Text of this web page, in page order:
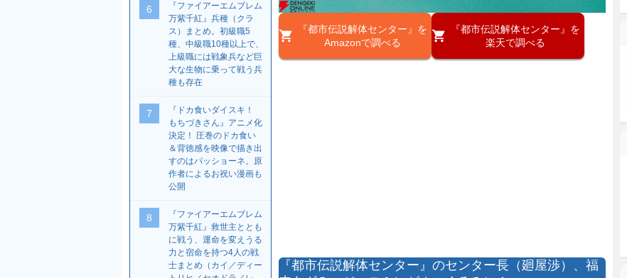
『都市伝説解体センター』を
Amazonで調べる
『都市伝説解体センター』を
楽天で調べる
『都市伝説解体センター』のセンター長（廻屋渉）、福
6
『ファイアーエムブレム
万紫千紅』兵種（クラ
ス）まとめ。初級職5
種、中級職10種以上で、
上級職には戦象兵など巨
大な生物に乗って戦う兵
種も存在
7
『ドカ食いダイスキ！
もちづきさん』アニメ化
決定！ 圧巻のドカ食い
＆背徳感を映像で描き出
すのはパッショーネ。原
作者によるお祝い漫画も
公開
8
『ファイアーエムブレム
万紫千紅』救世主ととも
に戦う、運命を変えうる
力と宿命を持つ4人の戦
士まとめ（カイ／ディー